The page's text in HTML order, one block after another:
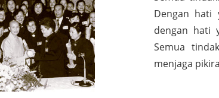
Dengan hati
dengan hati
Semua
menjaga